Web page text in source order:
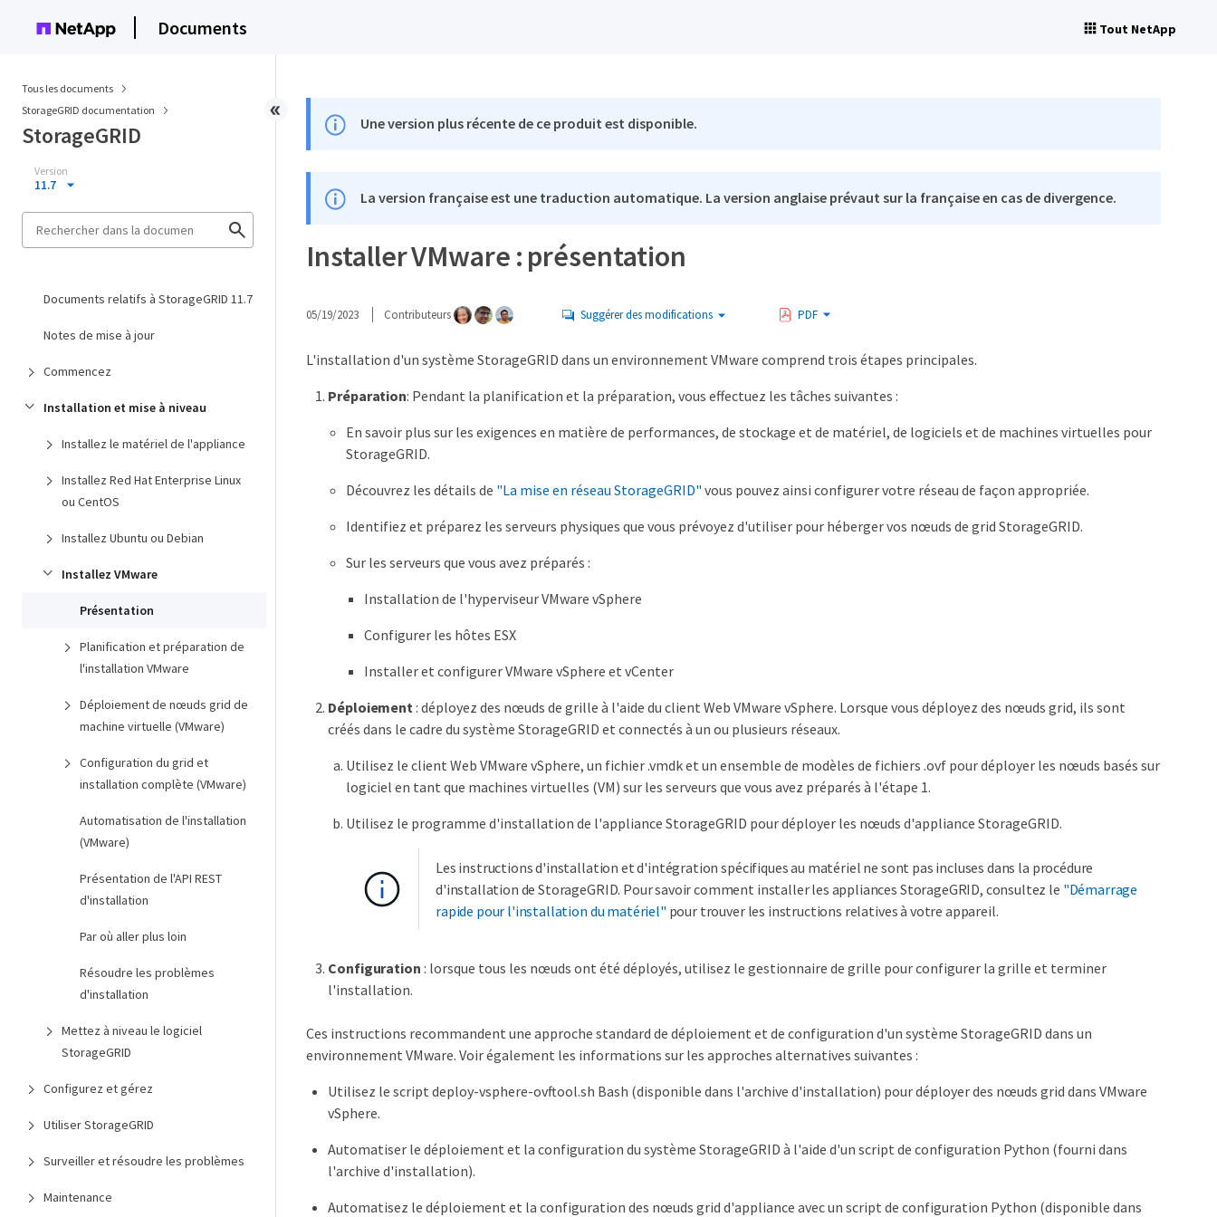
Documents Tout NetApp
Tous les documents
StorageGRID documentation
StorageGRID
Version
11.7
Documents relatifs à StorageGRID 11.7
Notes de mise à jour
Commencez
Installation et mise à niveau
Installez le matériel de l'appliance
Installez Red Hat Enterprise Linux
ou CentOS
Installez Ubuntu ou Debian
Installez VMware
Présentation
Planification et préparation de
l'installation VMware
Déploiement de nœuds grid de
machine virtuelle (VMware)
Configuration du grid et
installation complète (VMware)
Automatisation de l'installation
(VMware)
Présentation de l'API REST
d'installation
Par où aller plus loin
Résoudre les problèmes
d'installation
Mettez à niveau le logiciel
StorageGRID
Configurez et gérez
Utiliser StorageGRID
Surveiller et résoudre les problèmes
Maintenance
Une version plus récente de ce produit est disponible.
La version française est une traduction automatique. La version anglaise prévaut sur la française en cas de divergence.
Installer VMware : présentation
05/19/2023 Contributeurs Suggérer des modifications PDF
L'installation d'un système StorageGRID dans un environnement VMware comprend trois étapes principales.
Préparation: Pendant la planification et la préparation, vous effectuez les tâches suivantes :
En savoir plus sur les exigences en matière de performances, de stockage et de matériel, de logiciels et de machines virtuelles pour
StorageGRID.
Découvrez les détails de "La mise en réseau StorageGRID" vous pouvez ainsi configurer votre réseau de façon appropriée.
Identifiez et préparez les serveurs physiques que vous prévoyez d'utiliser pour héberger vos nœuds de grid StorageGRID.
Sur les serveurs que vous avez préparés :
Installation de l'hyperviseur VMware vSphere
Configurer les hôtes ESX
Installer et configurer VMware vSphere et vCenter
Déploiement : déployez des nœuds de grille à l'aide du client Web VMware vSphere. Lorsque vous déployez des nœuds grid, ils sont
créés dans le cadre du système StorageGRID et connectés à un ou plusieurs réseaux.
Utilisez le client Web VMware vSphere, un fichier .vmdk et un ensemble de modèles de fichiers .ovf pour déployer les nœuds basés sur
logiciel en tant que machines virtuelles (VM) sur les serveurs que vous avez préparés à l'étape 1.
Utilisez le programme d'installation de l'appliance StorageGRID pour déployer les nœuds d'appliance StorageGRID.
Les instructions d'installation et d'intégration spécifiques au matériel ne sont pas incluses dans la procédure
d'installation de StorageGRID. Pour savoir comment installer les appliances StorageGRID, consultez le "Démarrage
rapide pour l'installation du matériel" pour trouver les instructions relatives à votre appareil.
Configuration : lorsque tous les nœuds ont été déployés, utilisez le gestionnaire de grille pour configurer la grille et terminer
l'installation.
Ces instructions recommandent une approche standard de déploiement et de configuration d'un système StorageGRID dans un
environnement VMware. Voir également les informations sur les approches alternatives suivantes :
Utilisez le script deploy-vsphere-ovftool.sh Bash (disponible dans l'archive d'installation) pour déployer des nœuds grid dans VMware
vSphere.
Automatiser le déploiement et la configuration du système StorageGRID à l'aide d'un script de configuration Python (fourni dans
l'archive d'installation).
Automatisez le déploiement et la configuration des nœuds grid d'appliance avec un script de configuration Python (disponible dans